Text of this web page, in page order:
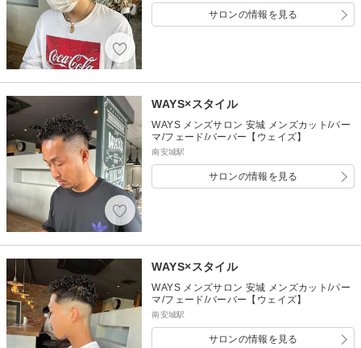
サロンの情報を見る
WAYS×スタイル
WAYS メンズサロン 安城 メンズカット/パー
マ/フェード/バーバー【ウェイズ】
南安城駅
サロンの情報を見る
WAYS×スタイル
WAYS メンズサロン 安城 メンズカット/パー
マ/フェード/バーバー【ウェイズ】
南安城駅
サロンの情報を見る